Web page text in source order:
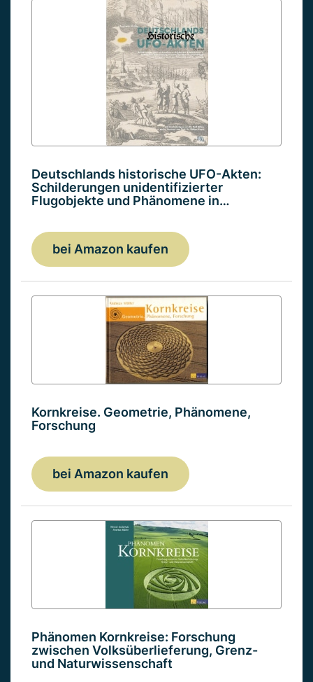
Deutschlands historische UFO-Akten:
Schilderungen unidentifizierter
Flugobjekte und Phänomene in…
bei Amazon kaufen
Kornkreise. Geometrie, Phänomene,
Forschung
bei Amazon kaufen
Phänomen Kornkreise: Forschung
zwischen Volksüberlieferung, Grenz-
und Naturwissenschaft